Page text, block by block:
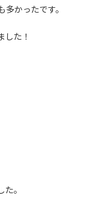
かったです。
た！
。